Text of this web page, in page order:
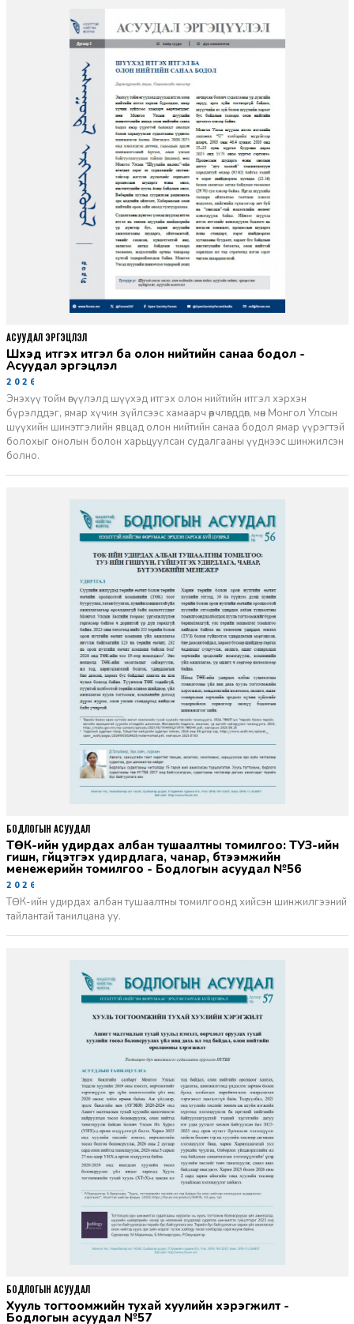
Шүүхэд итгэх итгэл ба олон нийтийн санаа бодол -
Асуудал эргэцүүлэл
2026-06-11
Энэхүү тойм өгүүлэлд шүүхэд итгэх олон нийтийн итгэл хэрхэн
бүрэлддэг, ямар хүчин зүйлсээс хамаарч өөрчлөгддөг, мөн Монгол Улсын
шүүхийн шинэтгэлийн явцад олон нийтийн санаа бодол ямар үүрэгтэй
болохыг онолын болон харьцуулсан судалгааны үүднээс шинжилсэн
болно.
АСУУДАЛ ЭРГЭЦҮҮЛЭЛ
ТӨК-ийн удирдах албан тушаалтны томилгоо: ТУЗ-ийн
гишүүн, гүйцэтгэх удирдлага, чанар, бүтээмжийн
менежерийн томилгоо - Бодлогын асуудал №56
2026-06-02
ТӨК-ийн удирдах албан тушаалтны томилгоонд хийсэн шинжилгээний
тайлантай танилцана уу.
БОДЛОГЫН АСУУДАЛ
Хууль тогтоомжийн тухай хуулийн хэрэгжилт -
Бодлогын асуудал №57
БОДЛОГЫН АСУУДАЛ